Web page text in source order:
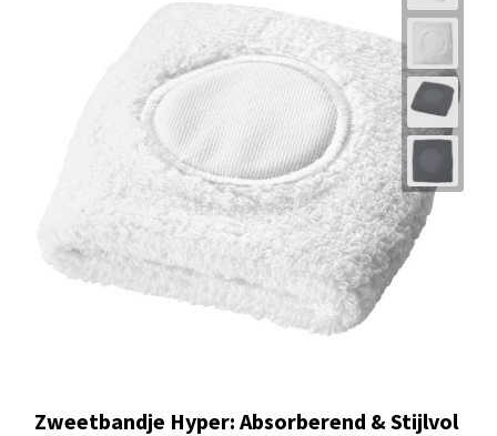
Zweetbandje Hyper: Absorberend & Stijlvol